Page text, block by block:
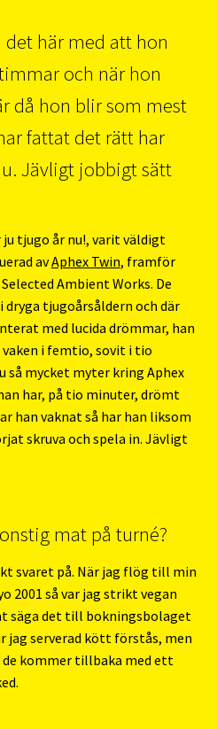
det här med att hon
och när hon
då hon blir som mest
fattat det rätt har
Jävligt jobbigt sätt
ju tjugo år nu!, varit väldigt
avAphex Twin, framför
Ambient Works. De
dryga tjugoårsåldern och där
med lucida drömmar, han
i femtio, sovit i tio
så mycket myter kring Aphex
har, på tio minuter, drömt
han vaknat så har han liksom
skruva och spela in. Jävligt
mat på turné?
svaret på. När jag flög till min
2001 så var jag strikt vegan
säga det till bokningsbolaget
jag serverad kött förstås, men
kommer tillbaka med ett